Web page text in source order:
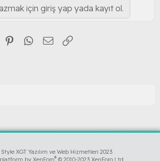
için giriş yap yada kayıt ol.
Twitter PinterestWhatsApp
E-posta
XGT Yazılım ve Web Hizmetleri 2023
®